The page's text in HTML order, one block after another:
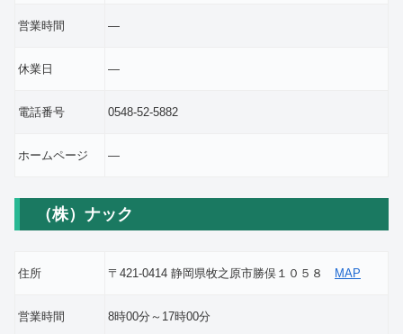
営業時間 ―
休業日 ―
電話番号 0548-52-5882
ホームページ ―
（株）ナック
住所 〒421-0414 静岡県牧之原市勝俣１０５８ MAP
営業時間 8時00分～17時00分